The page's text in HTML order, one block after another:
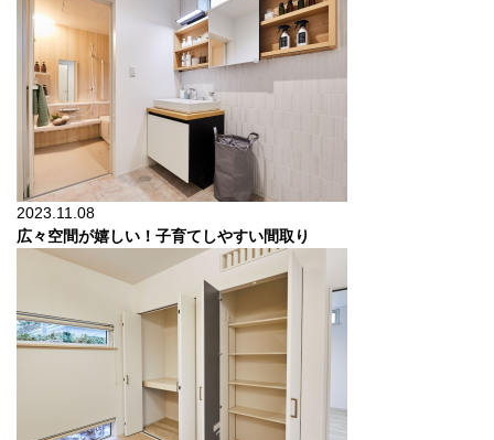
2023.11.08
広々空間が嬉しい！子育てしやすい間取り